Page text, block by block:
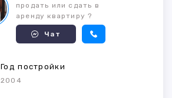
продать или сдать в
аренду квартиру ?
Чат
Год постройки
2004